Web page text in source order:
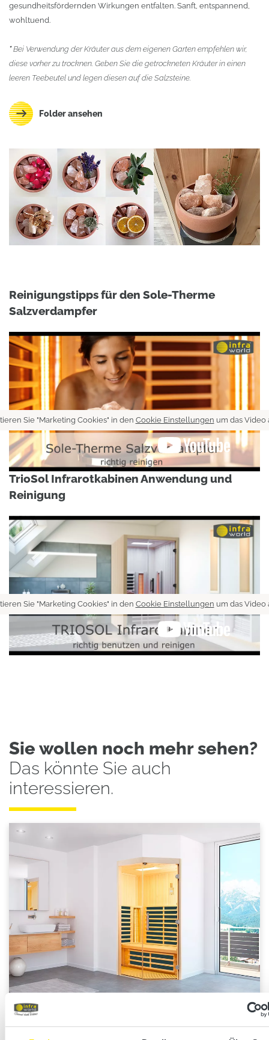
gesundheitsfördernden Wirkungen entfalten. Sanft, entspannend,
wohltuend.
*Bei Verwendung der Kräuter aus dem eigenen Garten empfehlen wir,
diese vorher zu trocknen. Geben Sie die getrockneten Kräuter in einen
leeren Teebeutel und legen diesen auf die Salzsteine.
Folder ansehen
Reinigungstipps für den Sole-Therme
Salzverdampfer
Sie "Marketing Cookies" in den Cookie Einstellungen um das Video
TrioSol Infrarotkabinen Anwendung und
Reinigung
Sie "Marketing Cookies" in den Cookie Einstellungen um das Video
Sie wollen noch mehr sehen?
Das könnte Sie auch
interessieren.
TrioSol-Infrarotkabinen mit 3-fach-Wirkung